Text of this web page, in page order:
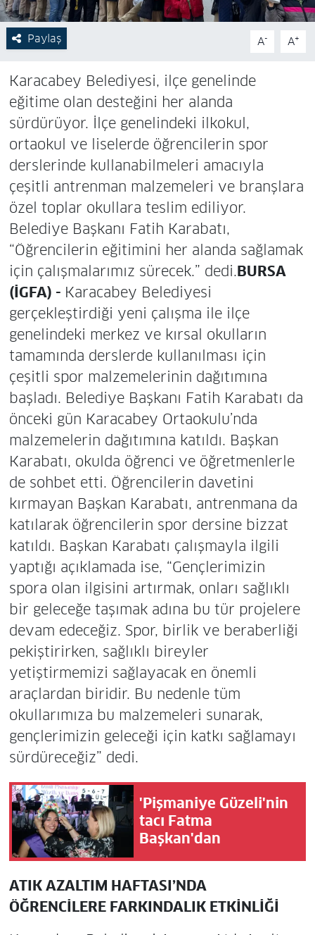
Paylaş A- A+
Karacabey Belediyesi, ilçe genelinde
eğitime olan desteğini her alanda
sürdürüyor. İlçe genelindeki ilkokul,
ortaokul ve liselerde öğrencilerin spor
derslerinde kullanabilmeleri amacıyla
çeşitli antrenman malzemeleri ve branşlara
özel toplar okullara teslim ediliyor.
Belediye Başkanı Fatih Karabatı,
“Öğrencilerin eğitimini her alanda sağlamak
için çalışmalarımız sürecek.” dedi.BURSA
(İGFA) - Karacabey Belediyesi
gerçekleştirdiği yeni çalışma ile ilçe
genelindeki merkez ve kırsal okulların
tamamında derslerde kullanılması için
çeşitli spor malzemelerinin dağıtımına
başladı. Belediye Başkanı Fatih Karabatı da
önceki gün Karacabey Ortaokulu’nda
malzemelerin dağıtımına katıldı. Başkan
Karabatı, okulda öğrenci ve öğretmenlerle
de sohbet etti. Öğrencilerin davetini
kırmayan Başkan Karabatı, antrenmana da
katılarak öğrencilerin spor dersine bizzat
katıldı. Başkan Karabatı çalışmayla ilgili
yaptığı açıklamada ise, “Gençlerimizin
spora olan ilgisini artırmak, onları sağlıklı
bir geleceğe taşımak adına bu tür projelere
devam edeceğiz. Spor, birlik ve beraberliği
pekiştirirken, sağlıklı bireyler
yetiştirmemizi sağlayacak en önemli
araçlardan biridir. Bu nedenle tüm
okullarımıza bu malzemeleri sunarak,
gençlerimizin geleceği için katkı sağlamayı
sürdüreceğiz” dedi.
'Pişmaniye Güzeli'nin
tacı Fatma
Başkan'dan
ATIK AZALTIM HAFTASI’NDA
ÖĞRENCİLERE FARKINDALIK ETKİNLİĞİ